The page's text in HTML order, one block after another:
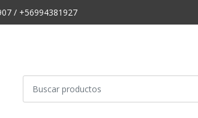
/ +56994381927